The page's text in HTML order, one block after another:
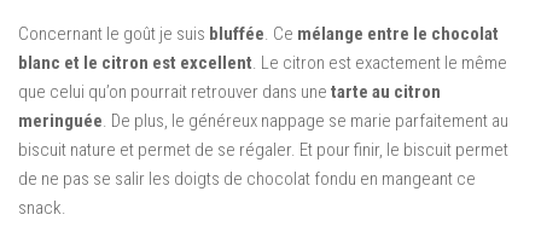
Concernant le goût je suis bluffée. Ce mélange entre le chocolat
blanc et le citron est excellent. Le citron est exactement le même
que celui qu’on pourrait retrouver dans une tarte au citron
meringuée. De plus, le généreux nappage se marie parfaitement au
biscuit nature et permet de se régaler. Et pour finir, le biscuit permet
de ne pas se salir les doigts de chocolat fondu en mangeant ce
snack.